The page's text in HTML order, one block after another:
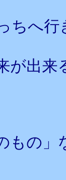
ちへ行
が出
もの